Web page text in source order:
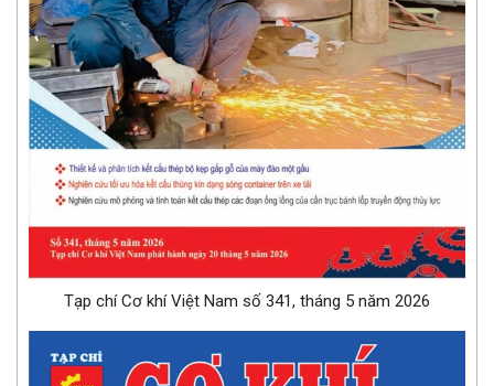
Tạp chí Cơ khí Việt Nam số 341, tháng 5 năm 2026